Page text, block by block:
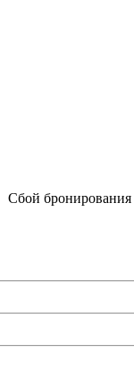
Сбой бронирования